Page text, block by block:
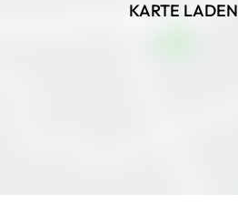
KARTE LADEN